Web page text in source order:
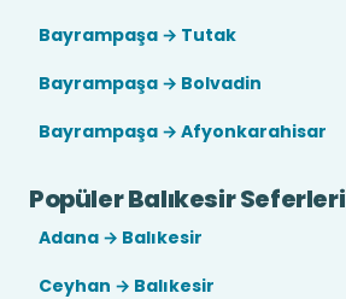
Bayrampaşa → Tutak
Bayrampaşa → Bolvadin
Bayrampaşa → Afyonkarahisar
Popüler Balıkesir Seferleri
Adana → Balıkesir
Ceyhan → Balıkesir